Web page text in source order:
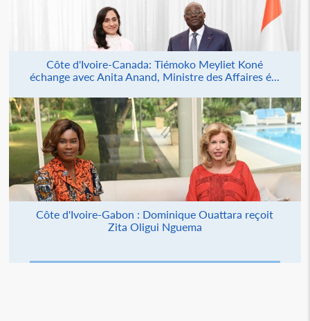
Côte d'Ivoire-Canada: Tiémoko Meyliet Koné
échange avec Anita Anand, Ministre des Affaires é...
Côte d'Ivoire-Gabon : Dominique Ouattara reçoit
Zita Oligui Nguema